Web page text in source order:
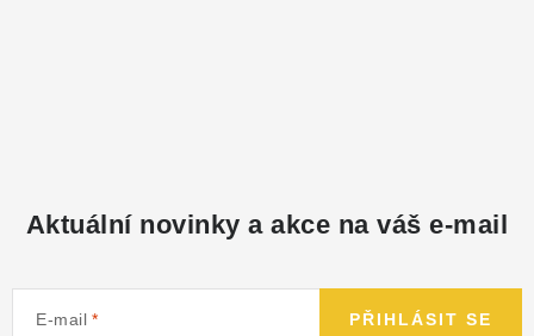
Aktuální novinky a akce na váš e-mail
E-mail PŘIHLÁSIT SE